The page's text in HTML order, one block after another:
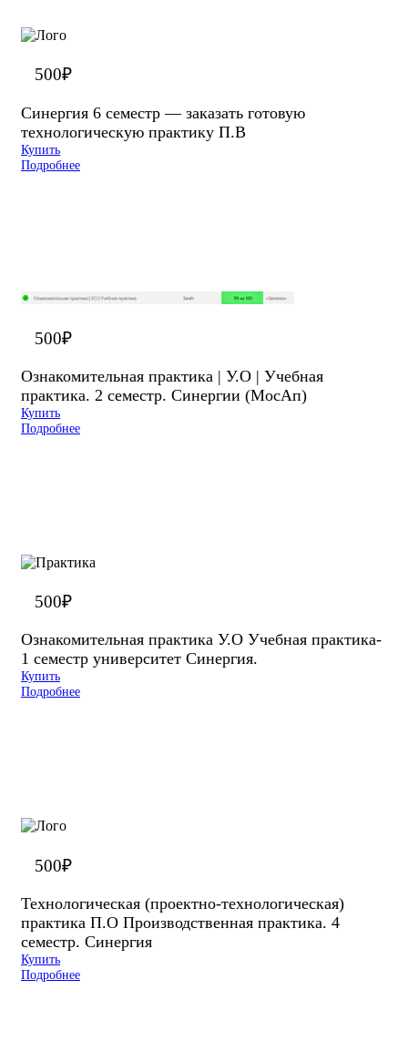
500₽
Синергия 6 семестр — заказать готовую
технологическую практику П.В
Купить
Подробнее
500₽
Ознакомительная практика | У.О | Учебная
практика. 2 семестр. Синергии (МосАп)
Купить
Подробнее
500₽
Ознакомительная практика У.О Учебная практика-
1 семестр университет Синергия.
Купить
Подробнее
500₽
Технологическая (проектно-технологическая)
практика П.О Производственная практика. 4
семестр. Синергия
Купить
Подробнее